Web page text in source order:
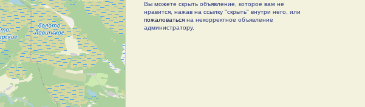
Вы можете скрыть объявление, которое вам не
нравится, нажав на ссылку "скрыть" внутри него, или
пожаловатьсяна некорректное объявление
администратору.